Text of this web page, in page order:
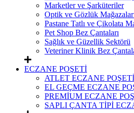
Marketler ve Şarküteriler
Optik ve Gözlük
Pastane Tatlı ve Çikolata
Pet Shop Bez Çantaları
Sağlık ve Güzellik Sektörü
Veteriner Klinik Bez
ECZANE POŞETİ
ATLET ECZANE POŞETİ
EL GEÇME ECZANE
PREMİUM ECZANE
SAPLI ÇANTA TİPİ